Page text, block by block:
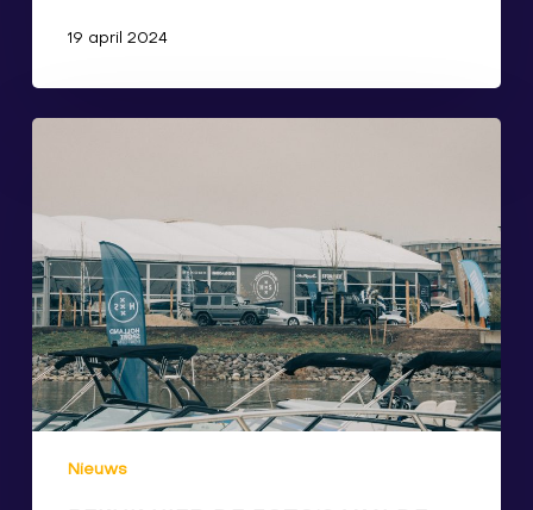
19 april 2024
Nieuws